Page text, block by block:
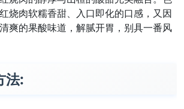
烧肉软糯香甜、入口即化的口感，又因
爽的果酸味道，解腻开胃，别具一番风
法: